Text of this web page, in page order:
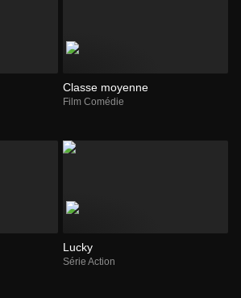
Classe moyenne
Film Comédie
Lucky
Série Action